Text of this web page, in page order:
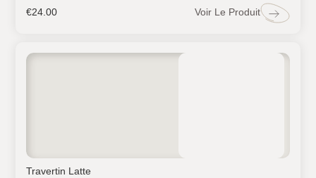
€24.00 Voir Le Produit
Travertin Latte